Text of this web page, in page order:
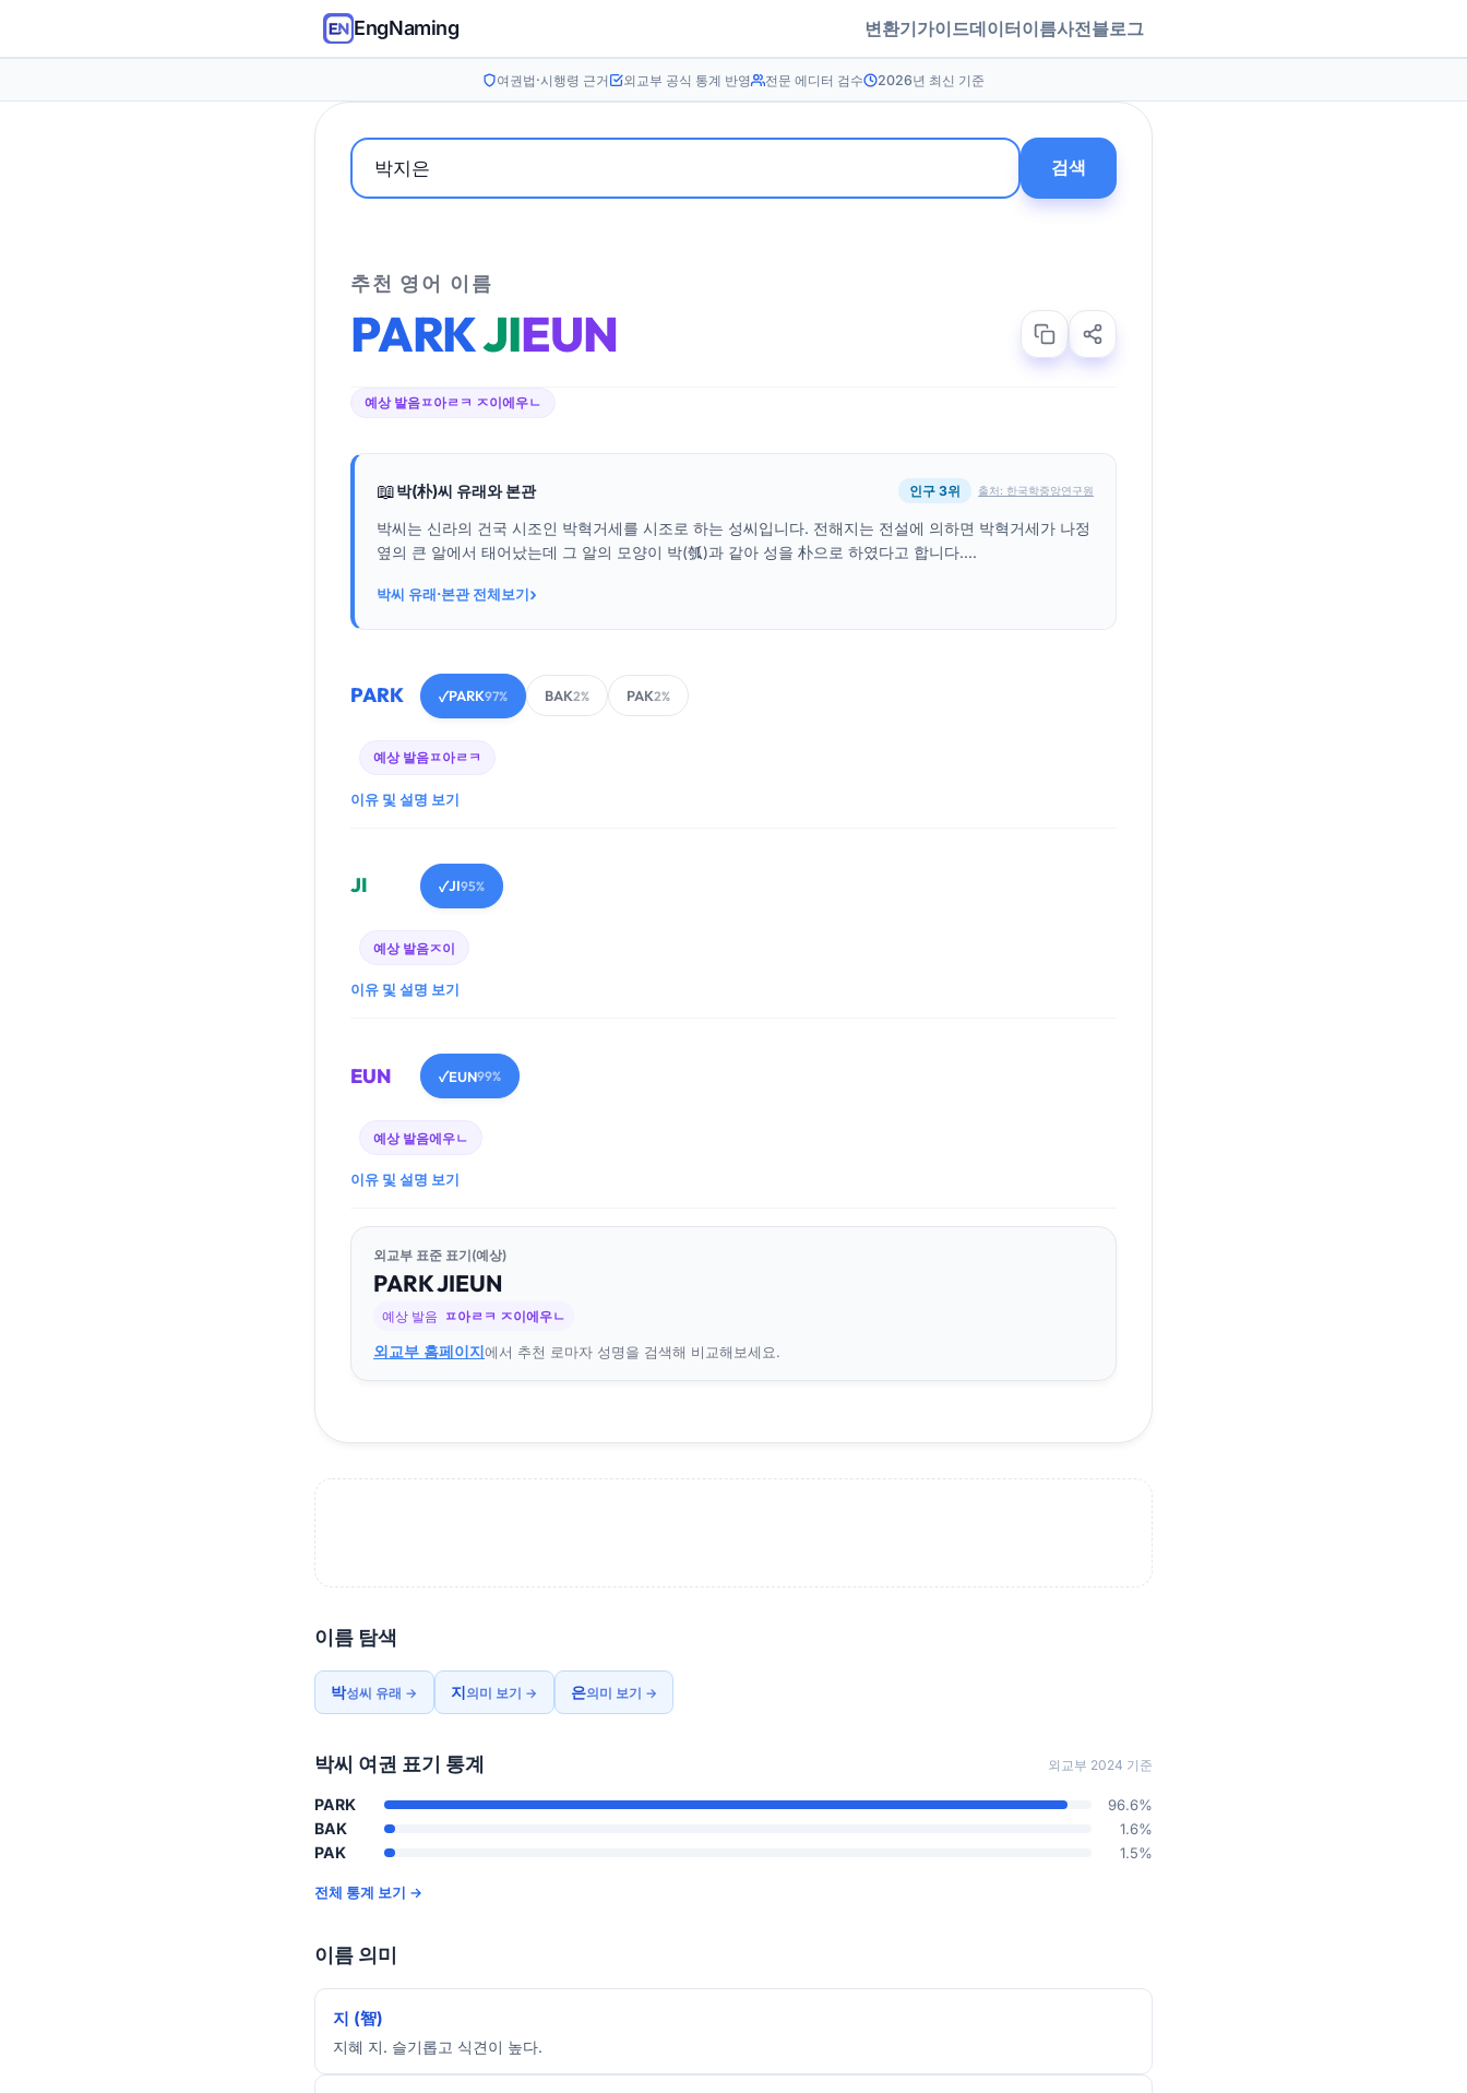
EngNaming 변환기가이드데이터이름사전블로그
여권법·시행령 근거 외교부 공식 통계 반영 전문 에디터 검수 2026년 최신 기준
검색
추천 영어 이름
PARKJIEUN
예상 발음ㅍ아ㄹㅋ ㅈ이에우ㄴ
📖박(朴)씨 유래와 본관 인구 3위 출처: 한국학중앙연구원
박씨는 신라의 건국 시조인 박혁거세를 시조로 하는 성씨입니다. 전해지는 전설에 의하면 박혁거세가 나정
옆의 큰 알에서 태어났는데 그 알의 모양이 박(瓠)과 같아 성을 朴으로 하였다고 합니다....
박씨 유래·본관 전체보기›
PARK ✓PARK97% BAK2% PAK2%
예상 발음ㅍ아ㄹㅋ
이유 및 설명 보기
JI ✓JI95%
예상 발음ㅈ이
이유 및 설명 보기
EUN ✓EUN99%
예상 발음에우ㄴ
이유 및 설명 보기
외교부 표준 표기(예상)
PARKJIEUN
예상 발음 ㅍ아ㄹㅋ ㅈ이에우ㄴ
외교부 홈페이지에서 추천 로마자 성명을 검색해 비교해보세요.
이름 탐색
박성씨 유래 → 지의미 보기 → 은의미 보기 →
박씨 여권 표기 통계 외교부 2024 기준
PARK 96.6%
BAK 1.6%
PAK 1.5%
전체 통계 보기 →
이름 의미
지 (智)
지혜 지. 슬기롭고 식견이 높다.